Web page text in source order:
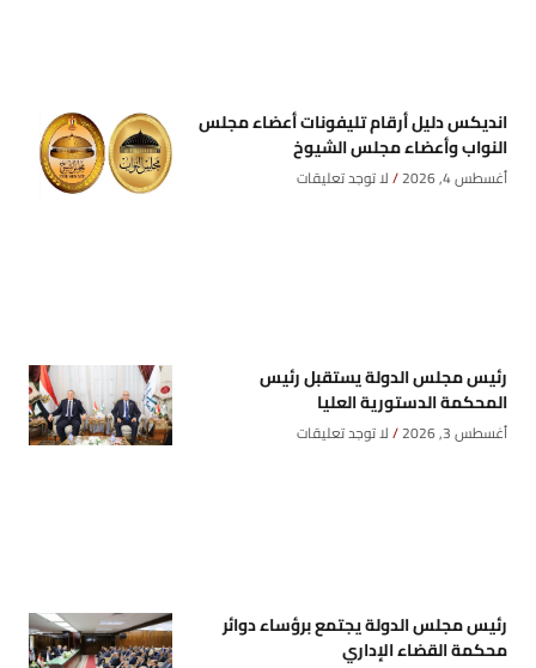
انديكس دليل أرقام تليفونات أعضاء مجلس
النواب وأعضاء مجلس الشيوخ
أغسطس 4, 2026 لا توجد تعليقات
رئيس مجلس الدولة يستقبل رئيس
المحكمة الدستورية العليا
أغسطس 3, 2026 لا توجد تعليقات
رئيس مجلس الدولة يجتمع برؤساء دوائر
محكمة القضاء الإداري